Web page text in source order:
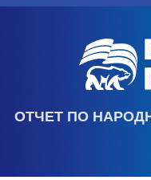
ОТЧЕТ ПО